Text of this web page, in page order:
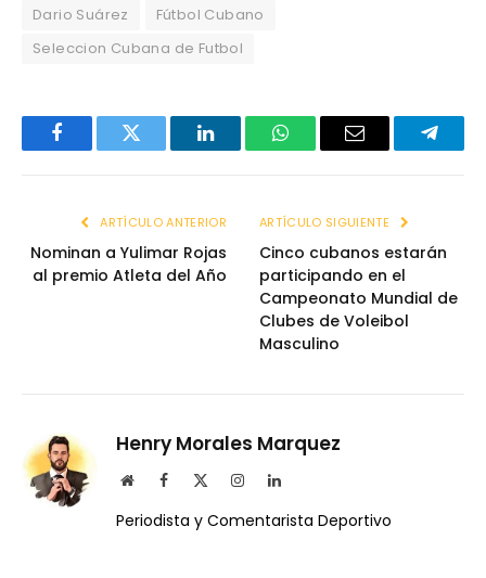
Dario Suárez
Fútbol Cubano
Seleccion Cubana de Futbol
FacebookTwitter LinkedInWhatsAppEmail
ARTÍCULO ANTERIOR
Nominan a Yulimar Rojas
al premio Atleta del Año
ARTÍCULO SIGUIENTE
Cinco cubanos estarán
participando en el
Campeonato Mundial de
Clubes de Voleibol
Masculino
Henry Morales Marquez
WebsiteFacebook InstagramLinkedIn
Periodista y Comentarista Deportivo